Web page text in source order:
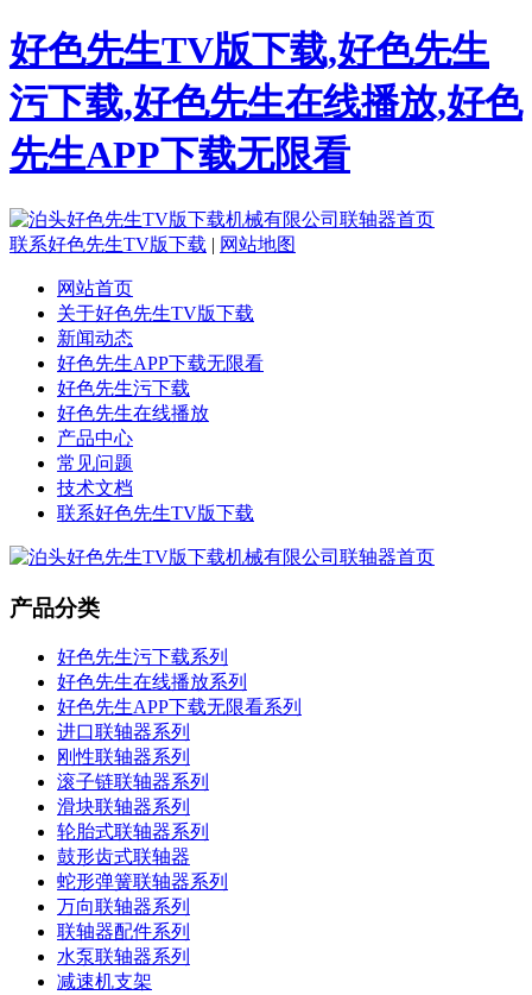
好色先生TV版下载,好色先生
污下载,好色先生在线播放,好色
先生APP下载无限看
联系好色先生TV版下载 | 网站地图
网站首页
关于好色先生TV版下载
新闻动态
好色先生APP下载无限看
好色先生污下载
好色先生在线播放
产品中心
常见问题
技术文档
联系好色先生TV版下载
产品分类
好色先生污下载系列
好色先生在线播放系列
好色先生APP下载无限看系列
进口联轴器系列
刚性联轴器系列
滚子链联轴器系列
滑块联轴器系列
轮胎式联轴器系列
鼓形齿式联轴器
蛇形弹簧联轴器系列
万向联轴器系列
联轴器配件系列
水泵联轴器系列
减速机支架